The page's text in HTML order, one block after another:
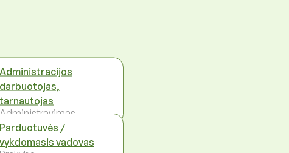
Administracijos
darbuotojas,
tarnautojas
Administravimas
Parduotuvės /
vykdomasis vadovas